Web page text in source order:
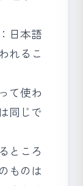
：日本語
れるこ
て使わ
同じで
ところ
ものは